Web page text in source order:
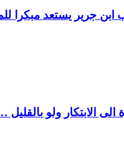
جرير يستعد مبكرا
الى الابتكار ولو بالقليل